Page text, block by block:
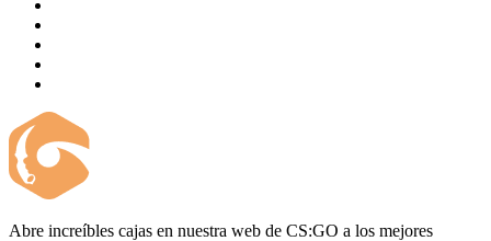
Abre increíbles cajas en nuestra web de CS:GO a los mejores